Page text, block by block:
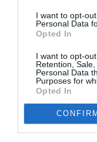
I want to opt-
Personal Data
Opted In
I want to opt-
Retention,
Personal Data
Purposes for
Opted In
CONFIRM
ευαισθησία και
από το κοινό τη
κλασικό έργο του
τρόπο για το
ηλικία στην
Ο
Εχθρός –